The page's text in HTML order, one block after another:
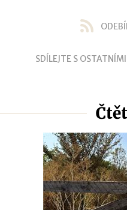
SDÍLEJTE S OSTATNÍMI